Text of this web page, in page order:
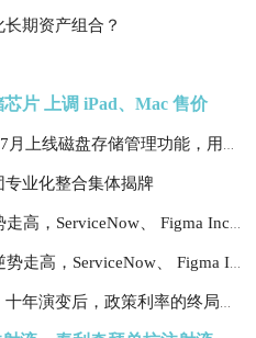
期资产组合？
片 上调 iPad、Mac 售价
专业化整合集体揭牌